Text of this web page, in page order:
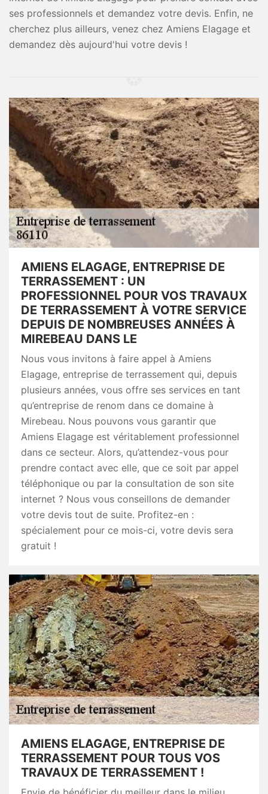
ses professionnels et demandez votre devis. Enfin, ne
cherchez plus ailleurs, venez chez Amiens Elagage et
demandez dès aujourd'hui votre devis !
AMIENS ELAGAGE, ENTREPRISE DE
TERRASSEMENT : UN
PROFESSIONNEL POUR VOS TRAVAUX
DE TERRASSEMENT À VOTRE SERVICE
DEPUIS DE NOMBREUSES ANNÉES À
MIREBEAU DANS LE
Nous vous invitons à faire appel à Amiens
Elagage, entreprise de terrassement qui, depuis
plusieurs années, vous offre ses services en tant
qu’entreprise de renom dans ce domaine à
Mirebeau. Nous pouvons vous garantir que
Amiens Elagage est véritablement professionnel
dans ce secteur. Alors, qu’attendez-vous pour
prendre contact avec elle, que ce soit par appel
téléphonique ou par la consultation de son site
internet ? Nous vous conseillons de demander
votre devis tout de suite. Profitez-en :
spécialement pour ce mois-ci, votre devis sera
gratuit !
AMIENS ELAGAGE, ENTREPRISE DE
TERRASSEMENT POUR TOUS VOS
TRAVAUX DE TERRASSEMENT !